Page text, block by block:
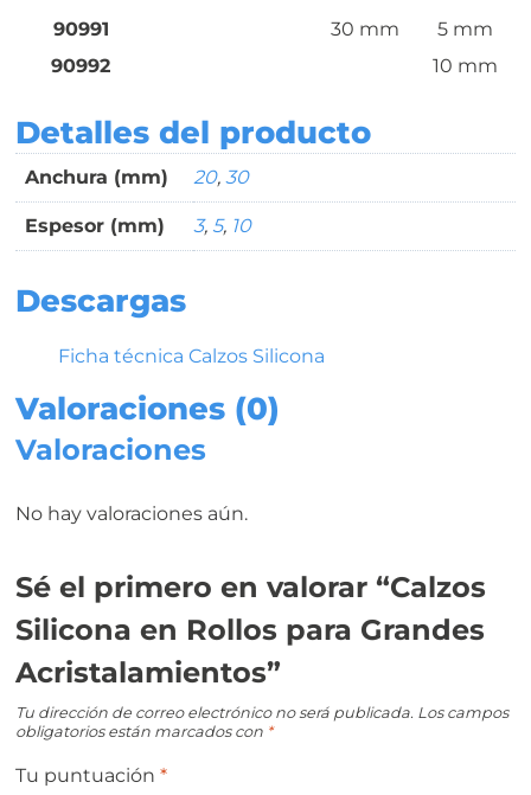
30 mm
90991
5 mm
90992
10 mm
Detalles del producto
Anchura (mm) 20, 30
Espesor (mm) 3, 5, 10
Descargas
Ficha técnica Calzos Silicona
Valoraciones (0)
Valoraciones
No hay valoraciones aún.
Sé el primero en valorar “Calzos
Silicona en Rollos para Grandes
Acristalamientos”
Tu dirección de correo electrónico no será publicada. Los campos
obligatorios están marcados con *
Tu puntuación *